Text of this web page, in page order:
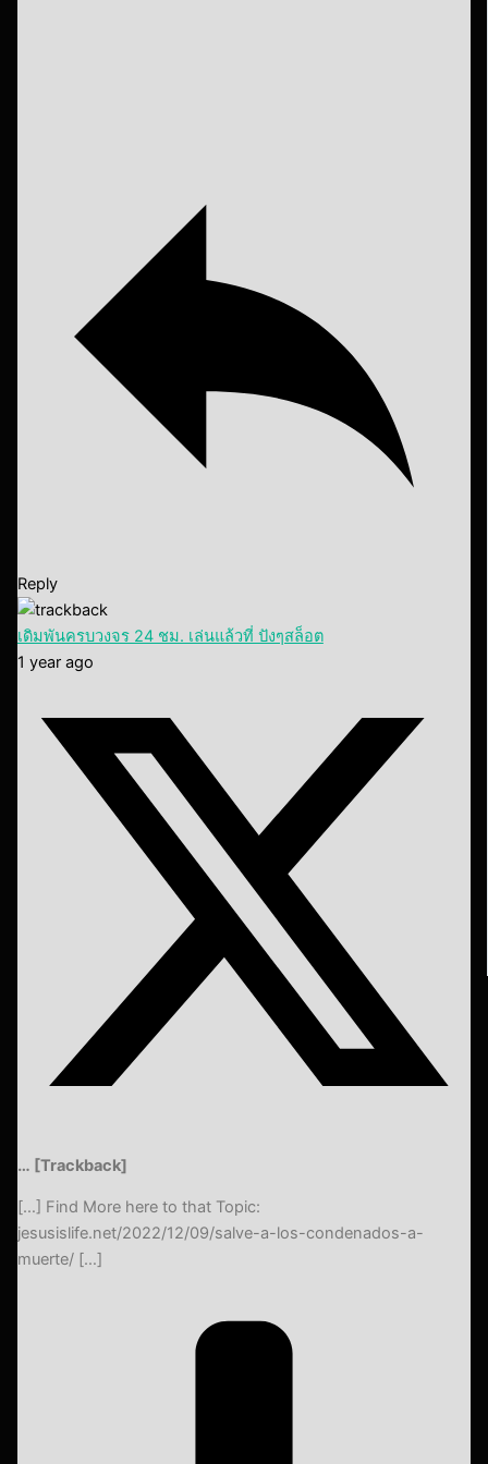
Reply
เดิมพันครบวงจร 24 ชม. เล่นแล้วที่ ปังๆสล็อต
1 year ago
… [Trackback]
[…] Find More here to that Topic:
jesusislife.net/2022/12/09/salve-a-los-condenados-a-
muerte/ […]